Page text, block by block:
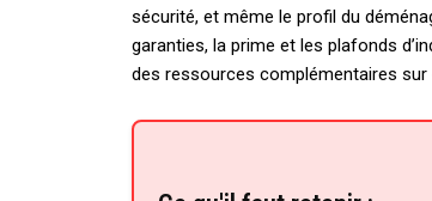
sécurité, et même le profil du
garanties, la prime et les plafonds
des ressources complémentaires sur